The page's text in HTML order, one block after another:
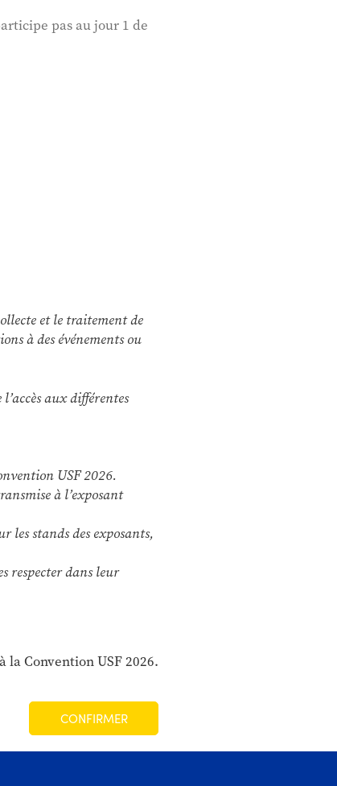
pas au jour 1 de
et le traitement de
à des événements ou
aux différentes
USF 2026.
à l’exposant
les stands des exposants,
respecter dans leur
Convention USF 2026.